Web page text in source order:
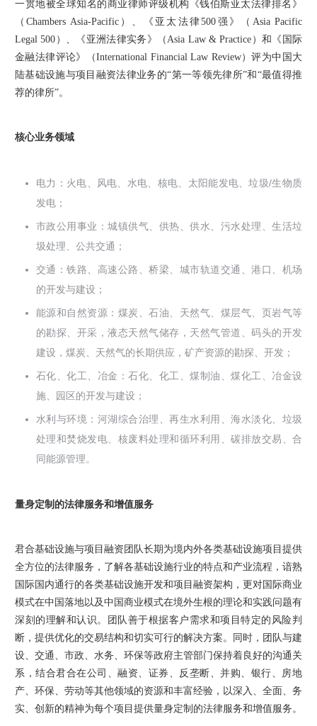
一贯地被全球知名的商业律师评级机构《钱伯斯亚太法律排名》
（Chambers Asia-Pacific）、《亚太法律500强》（Asia Pacific
Legal 500）、《亚洲法律实务》（Asia Law & Practice）和《国际
金融法律评论》（International Financial Law Review）评为中国大
陆基础设施与项目融资法律业务的“第一等领先律所”和“最值得推
荐的律所”。
核心业务领域
电力：火电、风电、水电、核电、太阳能发电、垃圾/生物质
发电；
市政公用事业：城镇供气、供热、供水、污水处理、生活垃
圾处理、公共交通；
交通：铁路、高速公路、桥梁、城市轨道交通、港口、机场
的开发与建设；
能源和自然资源：煤炭、石油、天然气、煤层气、页岩气等
的勘探、开采，液态天然气储存，天然气管道、码头的开发
建设，煤炭、天然气的长期供应，矿产资源的勘探、开发；
石化、化工、冶金：石化、化工、煤制油、煤化工、冶金设
施、园区的开发与建设；
水利与环境：河湖综合治理、再生水利用、海水淡化、垃圾
处理和焚烧发电、核废料处理和循环利用、碳排放交易、合
同能源管理。
量身定制的法律服务和增值服务
君合基础设施与项目融资团队长期为境内外各类基础设施项目提供
全方位的法律服务，了解各基础设施行业的特点和产业流程，谙熟
国际国内通行的各类基础设施开发和项目融资架构，更对国际商业
模式在中国落地以及中国商业模式在境外生根的理论和实践问题有
深刻的理解和认识。团队善于根据客户需求和项目特定的风险判
断，提供优化的交易结构和切实可行的解决方案。同时，团队与建
设、交通、市政、水务、环保等政府主管部门保持着良好的沟通关
系，结合君合在公司、融资、证券、反垄断、并购、银行、房地
产、环保、劳动等其他领域的资源和丰富经验，以深入、全面、务
实、创新的精神为每个项目提供量身定制的法律服务和增值服务。